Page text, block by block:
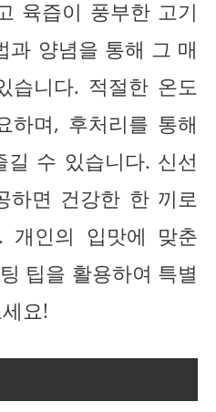
육즙이 풍부한 고기
과 양념을 통해 그 매
습니다. 적절한 온도
하며, 후처리를 통해
수 있습니다. 신선
하면 건강한 한 끼로
개인의 입맛에 맞춘
팁을 활용하여 특별
요!